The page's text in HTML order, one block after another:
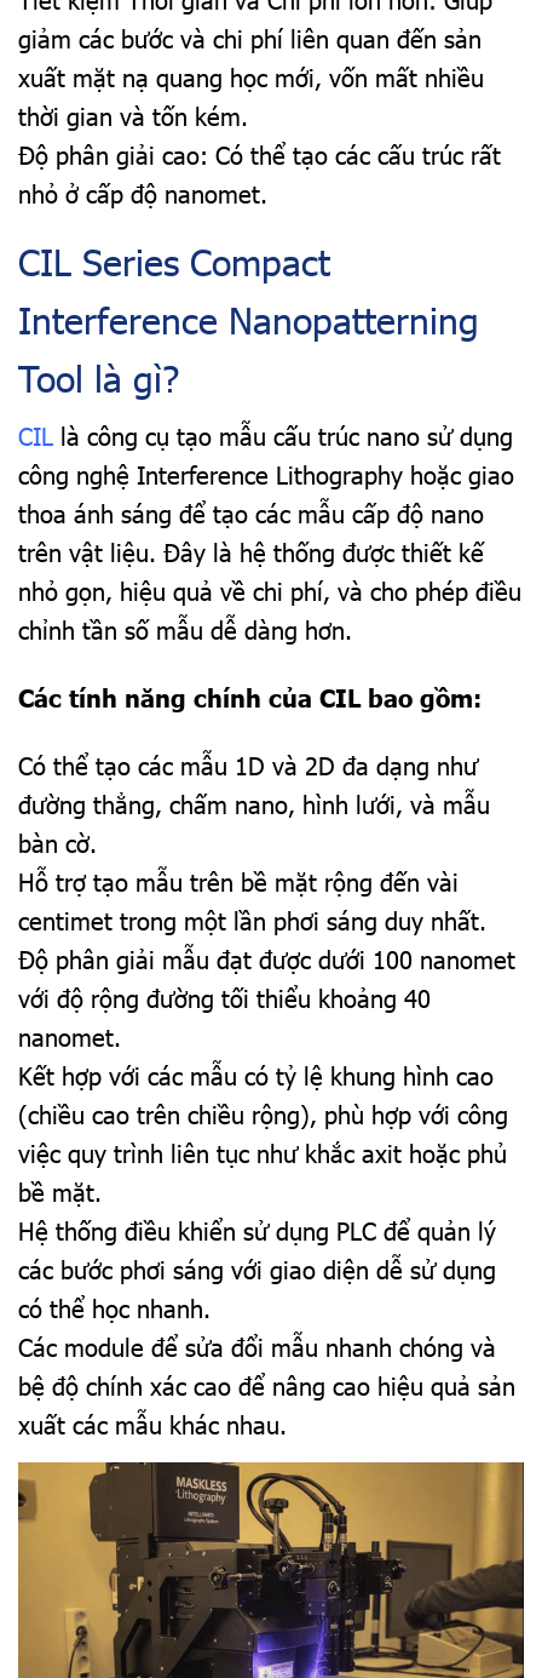
giảm các bước và chi phí liên quan đến sản
xuất mặt nạ quang học mới, vốn mất nhiều
thời gian và tốn kém.
Độ phân giải cao: Có thể tạo các cấu trúc rất
nhỏ ở cấp độ nanomet.
CIL Series Compact
Interference Nanopatterning
Tool là gì?
CIL là công cụ tạo mẫu cấu trúc nano sử dụng
công nghệ Interference Lithography hoặc giao
thoa ánh sáng để tạo các mẫu cấp độ nano
trên vật liệu. Đây là hệ thống được thiết kế
nhỏ gọn, hiệu quả về chi phí, và cho phép điều
chỉnh tần số mẫu dễ dàng hơn.
Các tính năng chính của CIL bao gồm:
Có thể tạo các mẫu 1D và 2D đa dạng như
đường thẳng, chấm nano, hình lưới, và mẫu
bàn cờ.
Hỗ trợ tạo mẫu trên bề mặt rộng đến vài
centimet trong một lần phơi sáng duy nhất.
Độ phân giải mẫu đạt được dưới 100 nanomet
với độ rộng đường tối thiểu khoảng 40
nanomet.
Kết hợp với các mẫu có tỷ lệ khung hình cao
(chiều cao trên chiều rộng), phù hợp với công
việc quy trình liên tục như khắc axit hoặc phủ
bề mặt.
Hệ thống điều khiển sử dụng PLC để quản lý
các bước phơi sáng với giao diện dễ sử dụng
có thể học nhanh.
Các module để sửa đổi mẫu nhanh chóng và
bệ độ chính xác cao để nâng cao hiệu quả sản
xuất các mẫu khác nhau.